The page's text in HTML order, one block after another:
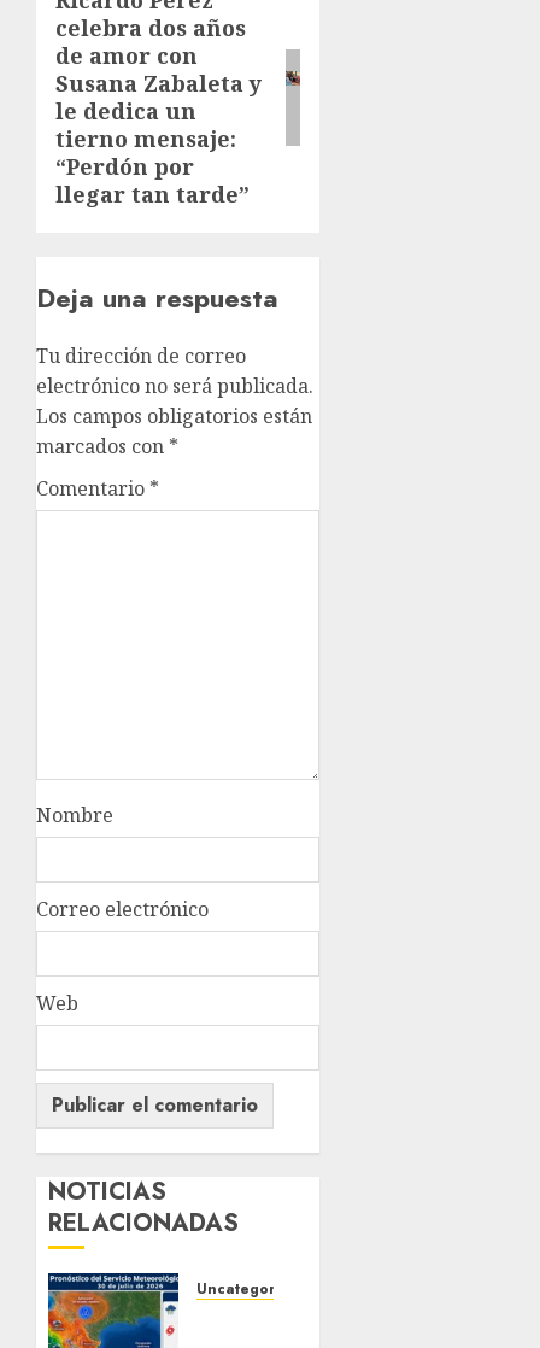
entrada:
celebra dos años
de amor con
Susana Zabaleta y
le dedica un
tierno mensaje:
“Perdón por
llegar tan tarde”
Deja una respuesta
Tu dirección de correo
electrónico no será publicada.
Los campos obligatorios están
marcados con *
Comentario *
Nombre
Correo electrónico
Web
NOTICIAS
RELACIONADAS
Uncategorized